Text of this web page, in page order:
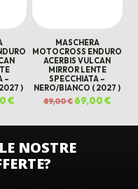
–
)
€.
€
69,00 €.
MASCHERA
MOTOCROSS ENDURO
ACERBIS VULCAN
MIRROR LENTE
SPECCHIATA –
NERO/BIANCO ( 2027 )
89,00€ Il
prezzo
89,00 €.
69,00€Il
69,00
NOSTRE